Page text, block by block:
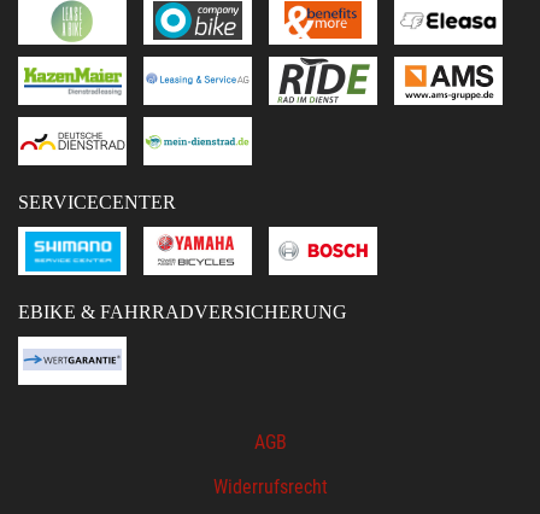
SERVICECENTER
EBIKE & FAHRRADVERSICHERUNG
AGB
Widerrufsrecht